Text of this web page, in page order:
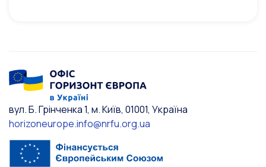
вул. Б. Грінченка 1, м. Київ, 01001, Україна
horizoneurope.info@nrfu.org.ua